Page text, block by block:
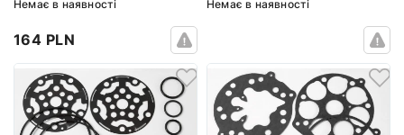
Немає в наявності
164 PLN
Немає в наявності